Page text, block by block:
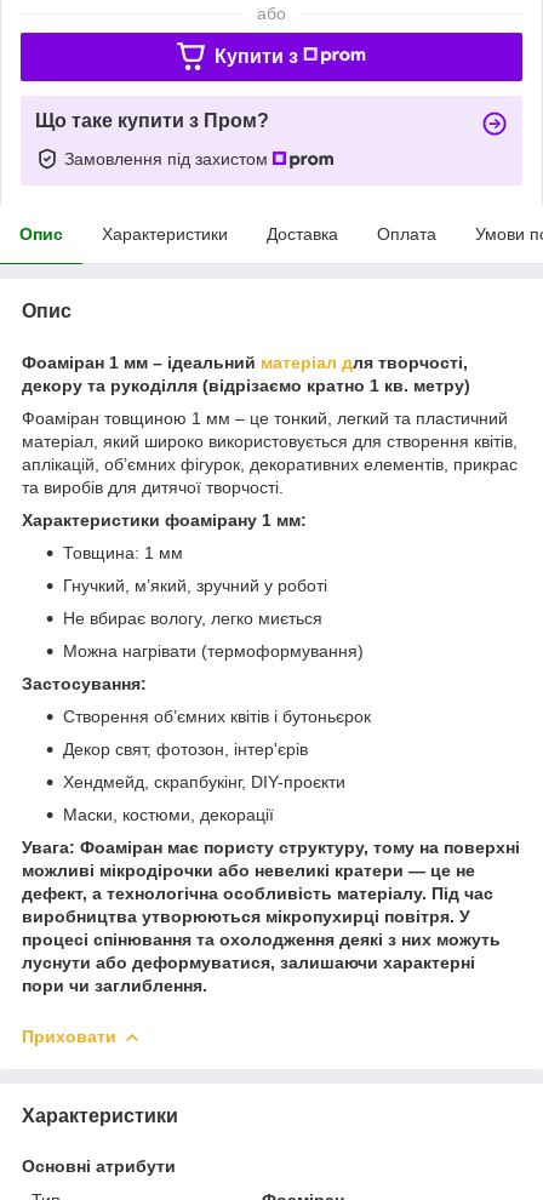
або
Купити з
Що таке купити з Пром?
Замовлення під захистом
Опис Характеристики Доставка Оплата Умови
Опис
Фоаміран 1 мм – ідеальний матеріал для творчості,
декору та рукоділля (відрізаємо кратно 1 кв. метру)
Фоаміран товщиною 1 мм – це тонкий, легкий та пластичний
матеріал, який широко використовується для створення квітів,
аплікацій, об’ємних фігурок, декоративних елементів, прикрас
та виробів для дитячої творчості.
Характеристики фоамірану 1 мм:
Товщина: 1 мм
Гнучкий, м’який, зручний у роботі
Не вбирає вологу, легко миється
Можна нагрівати (термоформування)
Застосування:
Створення об’ємних квітів і бутоньєрок
Декор свят, фотозон, інтер'єрів
Хендмейд, скрапбукінг, DIY-проєкти
Маски, костюми, декорації
Увага: Фоаміран має пористу структуру, тому на поверхні
можливі мікродірочки або невеликі кратери — це не
дефект, а технологічна особливість матеріалу. Під час
виробництва утворюються мікропухирці повітря. У
процесі спінювання та охолодження деякі з них можуть
луснути або деформуватися, залишаючи характерні
пори чи заглиблення.
Приховати
Характеристики
Основні атрибути